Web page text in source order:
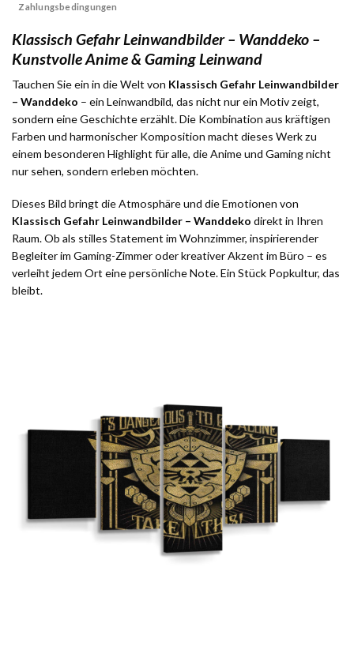
Zahlungsbedingungen
Klassisch Gefahr Leinwandbilder – Wanddeko –
Kunstvolle Anime & Gaming Leinwand
Tauchen Sie ein in die Welt von Klassisch Gefahr Leinwandbilder
– Wanddeko – ein Leinwandbild, das nicht nur ein Motiv zeigt,
sondern eine Geschichte erzählt. Die Kombination aus kräftigen
Farben und harmonischer Komposition macht dieses Werk zu
einem besonderen Highlight für alle, die Anime und Gaming nicht
nur sehen, sondern erleben möchten.
Dieses Bild bringt die Atmosphäre und die Emotionen von
Klassisch Gefahr Leinwandbilder – Wanddeko direkt in Ihren
Raum. Ob als stilles Statement im Wohnzimmer, inspirierender
Begleiter im Gaming-Zimmer oder kreativer Akzent im Büro – es
verleiht jedem Ort eine persönliche Note. Ein Stück Popkultur, das
bleibt.